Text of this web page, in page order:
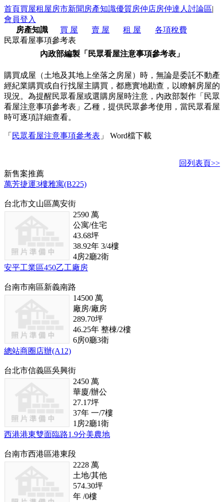
首頁買屋租屋房市新聞 房產知識優質房仲店房仲達人 討論區|
會員登入
房產知識
買 屋 賣 屋 租 屋
各項稅費
民眾看屋事項參考表
內政部編製「民眾看屋注意事項參考表」
購買成屋（土地及其地上坐落之房屋）時，無論是委託不動產
經紀業購買或自行找屋主購買，都應實地勘查，以瞭解房屋的
現況。為提醒民眾看屋或選購房屋時注意，內政部製作「民眾
看屋注意事項參考表」乙種，提供民眾參考使用，當民眾看屋
時可逐項詳細查看。
「 民眾看屋注意事項參考表 」 Word檔下載
回列表頁>>
新售案推薦
萬芳捷運3樓雅寓(B225)
台北市文山區萬安街
2590 萬
公寓/住宅
43.68坪
38.92年 3/4樓
4房2廳2衛
安平工業區450乙工廠房
台南市南區新義南路
14500 萬
廠房/廠房
289.70坪
46.25年 整棟/2樓
6房0廳3衛
總站商圈店辦(A12)
台北市信義區吳興街
2450 萬
華廈/辦公
27.17坪
37年 一/7樓
1 房2廳1衛
西港港東雙面臨路1.9分美農地
台南市西港區港東段
2228 萬
土地/其他
574.30坪
年 /0樓